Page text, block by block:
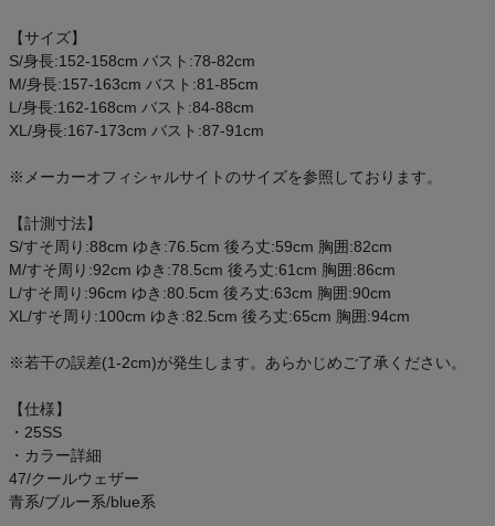
スタッフコーディネート
スタッフブログ
【サイズ】
S/身長:152-158cm バスト:78-82cm
M/身長:157-163cm バスト:81-85cm
L/身長:162-168cm バスト:84-88cm
XL/身長:167-173cm バスト:87-91cm
※メーカーオフィシャルサイトのサイズを参照しております。
【計測寸法】
S/すそ周り:88cm ゆき:76.5cm 後ろ丈:59cm 胸囲:82cm
M/すそ周り:92cm ゆき:78.5cm 後ろ丈:61cm 胸囲:86cm
L/すそ周り:96cm ゆき:80.5cm 後ろ丈:63cm 胸囲:90cm
XL/すそ周り:100cm ゆき:82.5cm 後ろ丈:65cm 胸囲:94cm
※若干の誤差(1-2cm)が発生します。あらかじめご了承ください。
【仕様】
・25SS
・カラー詳細
47/クールウェザー
青系/ブルー系/blue系